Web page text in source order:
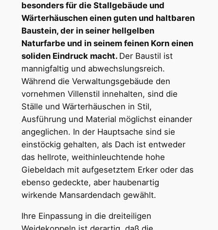
besonders für die Stallgebäude und
Wärterhäuschen einen guten und haltbaren
Baustein, der in seiner hellgelben
Naturfarbe und in seinem feinen Korn einen
soliden Eindruck macht. Der Baustil ist
mannigfaltig und abwechslungsreich.
Während die Verwaltungsgebäude den
vornehmen Villenstil innehalten, sind die
Ställe und Wärterhäuschen in Stil,
Ausführung und Material möglichst einander
angeglichen. In der Hauptsache sind sie
einstöckig gehalten, als Dach ist entweder
das hellrote, weithinleuchtende hohe
Giebeldach mit aufgesetztem Erker oder das
ebenso gedeckte, aber haubenartig
wirkende Mansardendach gewählt.
Ihre Einpassung in die dreiteiligen